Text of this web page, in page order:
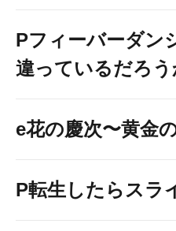
Pフィーバーダン
違っているだろ
e花の慶次〜黄金
P転生したらスラ